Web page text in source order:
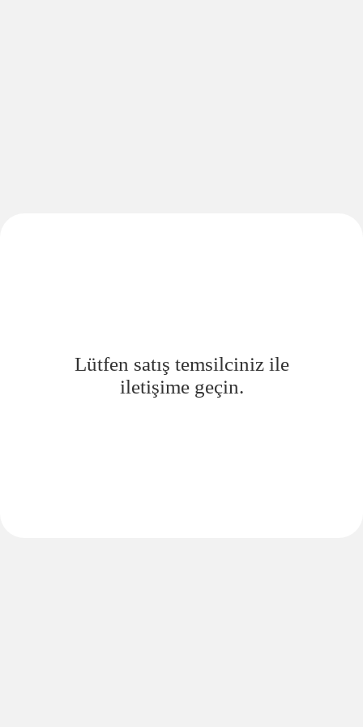
Lütfen satış temsilciniz ile
iletişime geçin.